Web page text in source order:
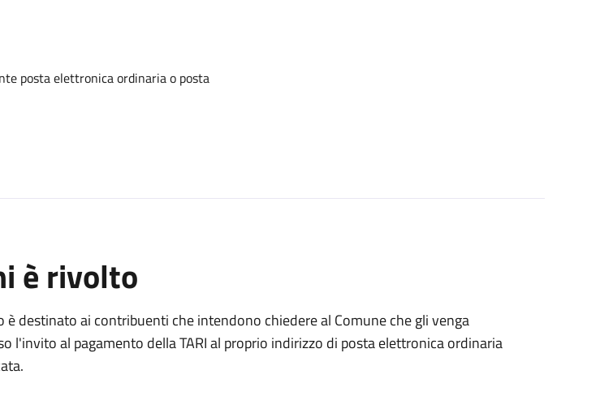
posta elettronica ordinaria o posta
è rivolto
è destinato ai contribuenti che intendono chiedere al Comune che gli venga
l'invito al pagamento della TARI al proprio indirizzo di posta elettronica ordinaria